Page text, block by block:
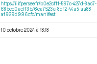
https://iiif.persee.fr/b0e2cf11-597c-427d-8ac7-
68bcc0acf13b/6ea7523a-8d12-44a5-aa88-
a1929d996cfc/manifest
10 octobre 2024 à 18:18